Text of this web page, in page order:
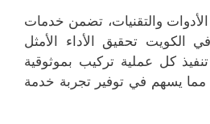
والتقنيات، تضمن خدمات
الكويت تحقيق الأداء الأمثل
تنفيذ كل عملية تركيب بموثوقية
يسهم في توفير تجربة خدمة